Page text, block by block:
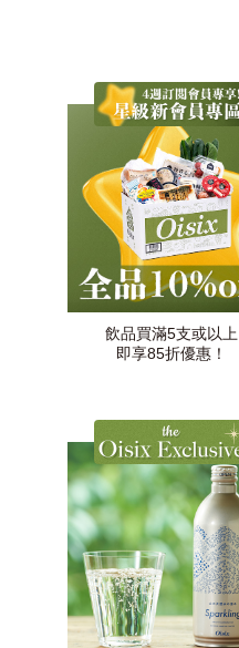
飲品買滿5支或以上
即享85折優惠！